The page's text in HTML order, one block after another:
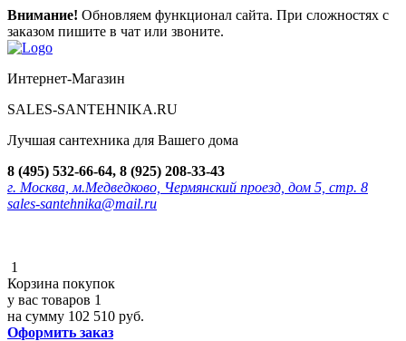
Внимание! Обновляем функционал сайта. При сложностях с
заказом пишите в чат или звоните.
Интернет-Магазин
SALES-SANTEHNIKA.RU
Лучшая сантехника для Вашего дома
8 (495) 532-66-64, 8 (925) 208-33-43
г. Москва, м.Медведково, Чермянский проезд, дом 5, стр. 8
sales-santehnika@mail.ru
1
Корзина покупок
у вас товаров 1
на сумму 102 510 руб.
Оформить заказ